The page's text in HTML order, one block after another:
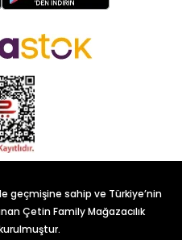
geçmişine sahip ve Türkiye’nin
Çetin Family Mağazacılık